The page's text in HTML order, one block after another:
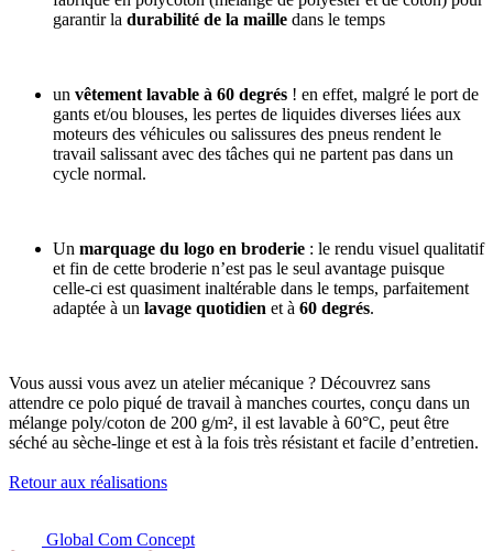
garantir la durabilité de la maille dans le temps
un vêtement lavable à 60 degrés ! en effet, malgré le port de
gants et/ou blouses, les pertes de liquides diverses liées aux
moteurs des véhicules ou salissures des pneus rendent le
travail salissant avec des tâches qui ne partent pas dans un
cycle normal.
Un marquage du logo en broderie : le rendu visuel qualitatif
et fin de cette broderie n’est pas le seul avantage puisque
celle-ci est quasiment inaltérable dans le temps, parfaitement
adaptée à un lavage quotidien et à 60 degrés.
Vous aussi vous avez un atelier mécanique ? Découvrez sans
attendre ce polo piqué de travail à manches courtes, conçu dans un
mélange poly/coton de 200 g/m², il est lavable à 60°C, peut être
séché au sèche-linge et est à la fois très résistant et facile d’entretien.
Retour aux réalisations
Global Com Concept